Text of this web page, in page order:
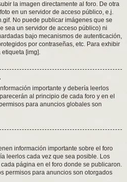
la imagen directamente al foro. De otra
en un servidor de acceso público, e.j.
No puede publicar imágenes que se
sea un servidor de acceso público) ni
bajo mecanismos de autenticación,
por contraseñas, etc. Para exhibir
[img].
importante y debería leerlos
al principio de cada foro y en el
para anuncios globales son
información importante sobre el foro
leerlos cada vez que sea posible. Los
página en el foro donde se publicaron.
permisos para anuncios son otorgados